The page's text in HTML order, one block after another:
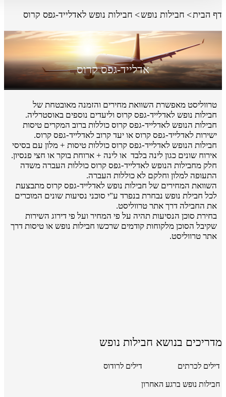
דף הבית חבילות נופש חבילות נופש לאדלייד-גפס קרוס
אדלייד-גפס קרוס
טרווליסט מאפשרת השוואת מחירים והזמנה מאובטחת של
חבילות נופש לאדלייד-גפס קרוס וליעדים נוספים באוסטרליה.
חבילות הנופש לאדלייד-גפס קרוס כוללות ברוב המקרים טיסות
ישירות לאדלייד-גפס קרוס או יעד קרוב לאדלייד-גפס קרוס.
חבילות הנופש לאדלייד-גפס קרוס כוללות טיסות + מלון עם בסיסי
אירוח שונים כגון לינה בלבד או לינה + ארוחת בוקר או חצי פנסיון.
חלק מחבילות הנופש לאדלייד-גפס קרוס כוללות העברה משדה
התעופה למלון וחלקם לא כוללות העברה.
השוואת המחירים של חבילות נופש לאדלייד-גפס קרוס מתבצעת
לכל חבילת נופש נבחרת בנפרד ע"י סוכני נסיעות שונים המוכרים
את החבילה דרך אתר טרווליסט.
בחירת סוכן הנסיעות תהיה על פי המחיר ועל פי דירוג השירות
שקיבל הסוכן מלקוחות קודמים שרכשו חבילות נופש או טיסות דרך
אתר טרווליסט.
מדריכים בנושא חבילות נופש
דילים לכרתים דילים לרודוס
חבילות נופש ברגע האחרון